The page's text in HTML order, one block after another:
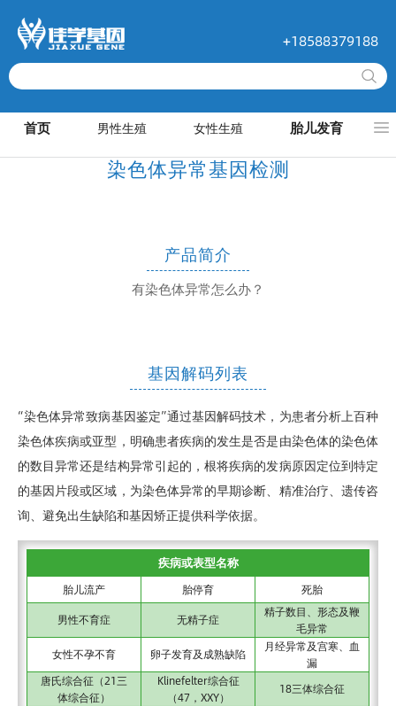
+18588379188
首页 男性生殖 女性生殖 胎儿发育
染色体异常基因检测
产品简介
有染色体异常怎么办？
基因解码列表
“染色体异常致病基因鉴定”通过基因解码技术，为患者分析上百种
染色体疾病或亚型，明确患者疾病的发生是否是由染色体的染色体
的数目异常还是结构异常引起的，根将疾病的发病原因定位到特定
的基因片段或区域，为染色体异常的早期诊断、精准治疗、遗传咨
询、避免出生缺陷和基因矫正提供科学依据。
疾病或表型名称
胎儿流产 胎停育
死胎
男性不育症
无精子症
精子数目、形态及鞭
毛异常
女性不孕不育
卵子发育及成熟缺陷
月经异常及宫寒、血
漏
唐氏综合征（21三
体综合征）
Klinefelter综合征
（47，XXY）
18三体综合征